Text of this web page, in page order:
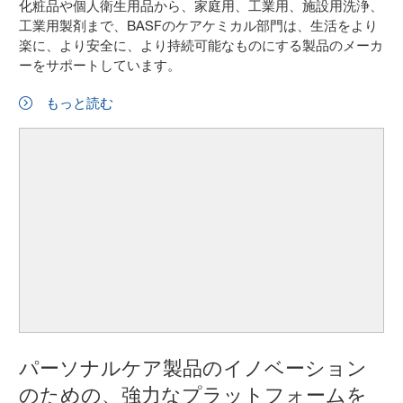
化粧品や個人衛生用品から、家庭用、工業用、施設用洗浄、
工業用製剤まで、BASFのケアケミカル部門は、生活をより
楽に、より安全に、より持続可能なものにする製品のメーカ
ーをサポートしています。
もっと読む
パーソナルケア製品のイノベーション
のための、強力なプラットフォームを